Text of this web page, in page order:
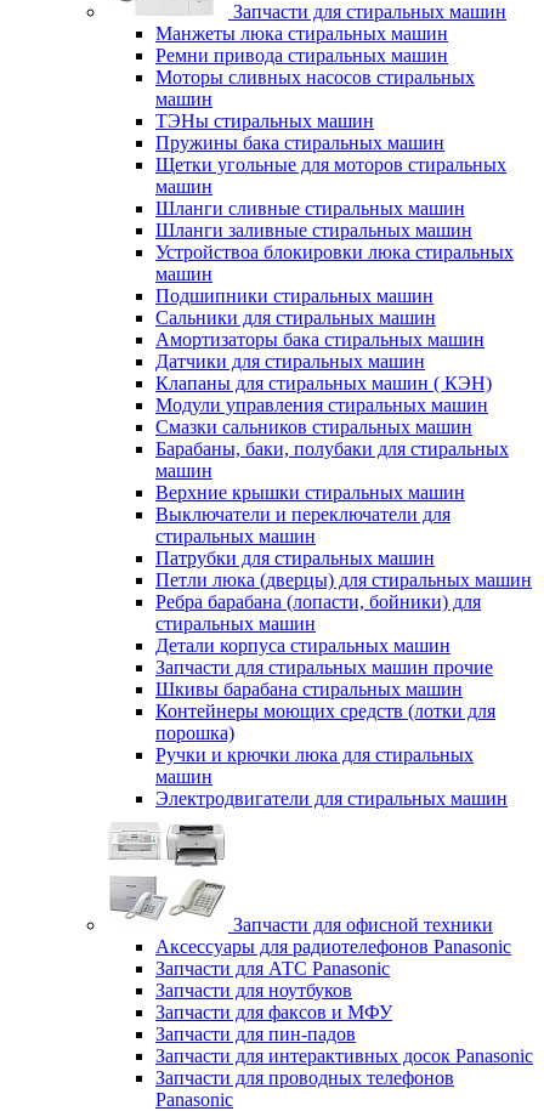
Запчасти для стиральных машин
Манжеты люка стиральных машин
Ремни привода стиральных машин
Моторы сливных насосов стиральных
машин
ТЭНы стиральных машин
Пружины бака стиральных машин
Щетки угольные для моторов стиральных
машин
Шланги сливные стиральных машин
Шланги заливные стиральных машин
Устройствоа блокировки люка стиральных
машин
Подшипники стиральных машин
Сальники для стиральных машин
Амортизаторы бака стиральных машин
Датчики для стиральных машин
Клапаны для стиральных машин ( КЭН)
Модули управления стиральных машин
Смазки сальников стиральных машин
Барабаны, баки, полубаки для стиральных
машин
Верхние крышки стиральных машин
Выключатели и переключатели для
стиральных машин
Патрубки для стиральных машин
Петли люка (дверцы) для стиральных машин
Ребра барабана (лопасти, бойники) для
стиральных машин
Детали корпуса стиральных машин
Запчасти для стиральных машин прочие
Шкивы барабана стиральных машин
Контейнеры моющих средств (лотки для
порошка)
Ручки и крючки люка для стиральных
машин
Электродвигатели для стиральных машин
Запчасти для офисной техники
Аксессуары для радиотелефонов Panasonic
Запчасти для АТС Panasonic
Запчасти для ноутбуков
Запчасти для факсов и МФУ
Запчасти для пин-падов
Запчасти для интерактивных досок Panasonic
Запчасти для проводных телефонов
Panasonic